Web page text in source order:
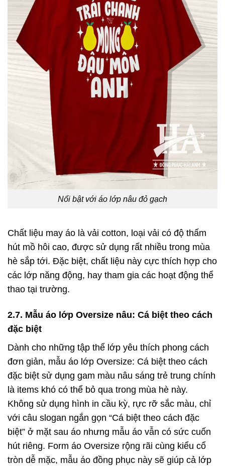
Nổi bật với áo lớp nâu đỏ gạch
Chất liệu may áo là vải cotton, loại vải có độ thấm
hút mồ hôi cao, được sử dụng rất nhiều trong mùa
hè sắp tới. Đặc biệt, chất liệu này cực thích hợp cho
các lớp năng động, hay tham gia các hoạt động thể
thao tại trường.
2.7. Mẫu áo lớp Oversize nâu: Cá biệt theo cách
đặc biệt
Dành cho những tập thể lớp yêu thích phong cách
đơn giản, mẫu áo lớp Oversize: Cá biệt theo cách
đặc biệt sử dụng gam màu nâu sáng trẻ trung chính
là items khó có thể bỏ qua trong mùa hè này.
Không sử dụng hình in cầu kỳ, rực rỡ sắc màu, chỉ
với câu slogan ngắn gọn “Cá biệt theo cách đặc
biệt” ở mặt sau áo nhưng mẫu áo vẫn có sức cuốn
hút riêng. Form áo Oversize rộng rãi cùng kiểu cổ
tròn dễ mặc, mẫu áo đồng phục này sẽ giúp cả lớp